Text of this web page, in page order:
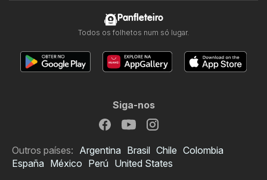
Panfleteiro
Todos os folhetos num só lugar.
Siga-nos
Outros países: Argentina Brasil Chile Colombia
España México Perú United States